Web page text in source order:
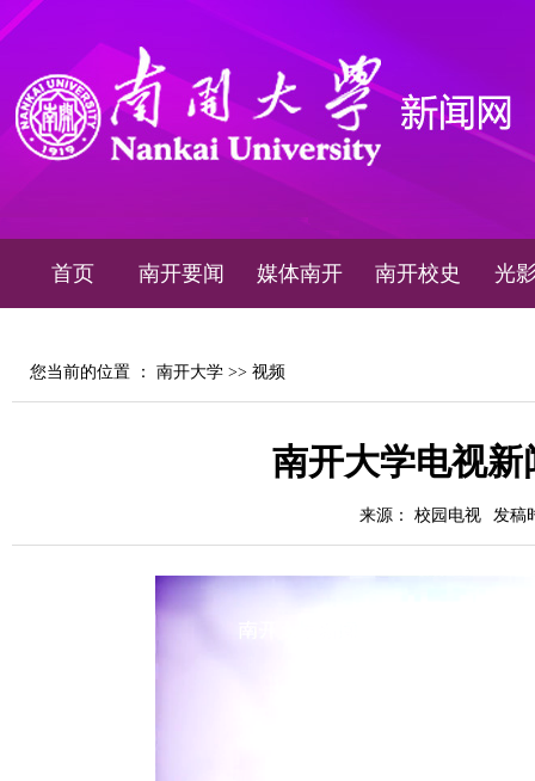
首页 南开要闻 媒体南开 南开校史 光
您当前的位置 ： 南开大学 >> 视频
南开大学电视新
来源： 校园电视 发稿